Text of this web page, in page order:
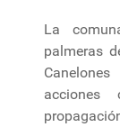
La
palmeras